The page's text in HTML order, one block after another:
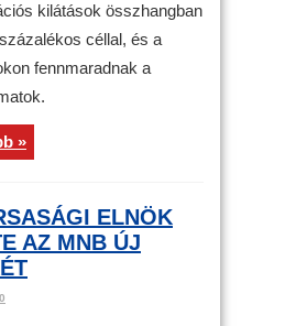
kilátások összhangban
céllal, és a
fennmaradnak a
»
ELNÖK
AZ MNB ÚJ
0